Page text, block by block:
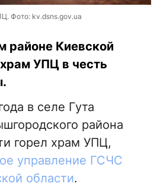
Фото: kv.dsns.gov.ua
районе Киевской
УПЦ в честь
в селе Гута
района
горел храм УПЦ,
управление ГСЧС
области.